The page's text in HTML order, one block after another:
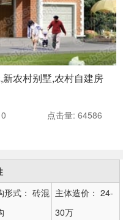
农村别墅,农村自建房
点击量: 64586
形式： 砖混 主体造价： 24-
30万